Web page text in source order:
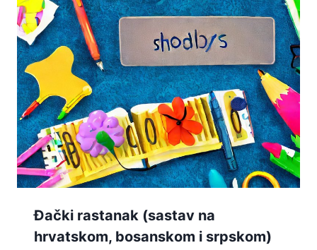
Đački rastanak (sastav na
hrvatskom, bosanskom i srpskom)